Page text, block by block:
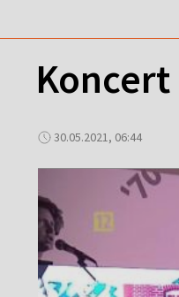
30.05.2021, 06:44